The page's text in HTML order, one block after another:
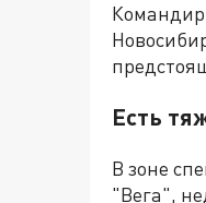
Командир
Есть
В зоне
"Вега",